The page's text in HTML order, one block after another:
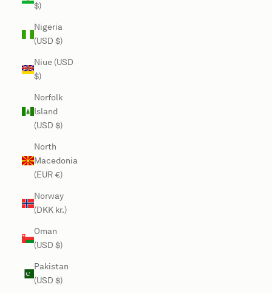
$)
Nigeria
(USD $)
Niue (USD
$)
Norfolk
Island
(USD $)
North
Macedonia
(EUR €)
Norway
(DKK kr.)
Oman
(USD $)
Pakistan
(USD $)